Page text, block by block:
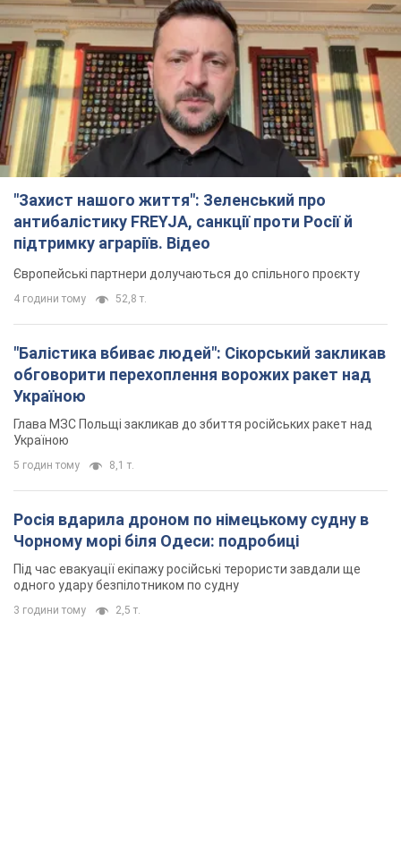
"Захист нашого життя": Зеленський про
антибалістику FREYJA, санкції проти Росії й
підтримку аграріїв. Відео
Європейські партнери долучаються до спільного проєкту
4 години тому 52,8 т.
"Балістика вбиває людей": Сікорський закликав
обговорити перехоплення ворожих ракет над
Україною
Глава МЗС Польщі закликав до збиття російських ракет над
Україною
5 годин тому 8,1 т.
Росія вдарила дроном по німецькому судну в
Чорному морі біля Одеси: подробиці
Під час евакуації екіпажу російські терористи завдали ще
одного удару безпілотником по судну
3 години тому 2,5 т.